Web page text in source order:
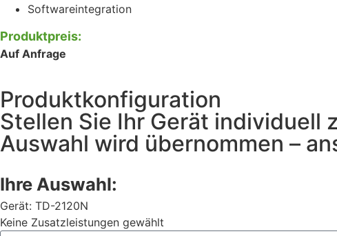
Softwareintegration
Produktpreis:
Auf Anfrage
Produktkonfiguration
Stellen Sie Ihr Gerät individuell
Auswahl wird übernommen –
Ihre Auswahl:
Gerät: TD-2120N
Keine Zusatzleistungen gewählt